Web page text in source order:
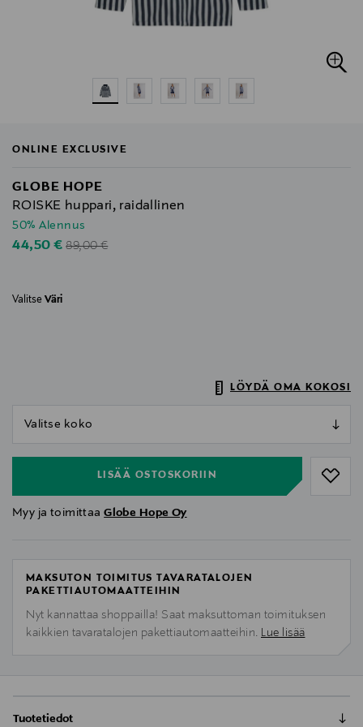
ONLINE EXCLUSIVE
GLOBE HOPE
ROISKE huppari, raidallinen
50% Alennus
Discounted Price
44,50 €Original Price
89,00 €
Valitse Väri
LÖYDÄ OMA KOKOSI
LISÄÄ OSTOSKORIIN
Myy ja toimittaaGlobe Hope Oy
MAKSUTON TOIMITUS TAVARATALOJEN
PAKETTIAUTOMAATTEIHIN
Nyt kannattaa shoppailla! Saat maksuttoman toimituksen
kaikkien tavaratalojen pakettiautomaatteihin. Lue lisää
Tuotetiedot